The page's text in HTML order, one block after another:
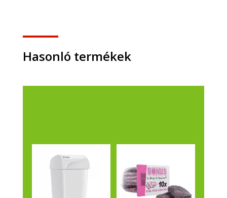
032
mennyiség
Hasonló termékek